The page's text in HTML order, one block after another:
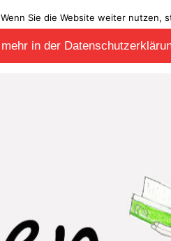
Sie die Website weiter nutzen,
in der